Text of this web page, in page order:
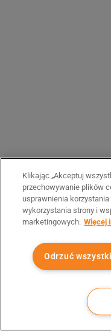
Klikając „Akceptuj
przechowywanie plików
usprawnienia
wykorzystania strony i
marketingowych. Więcej
Odrzuć